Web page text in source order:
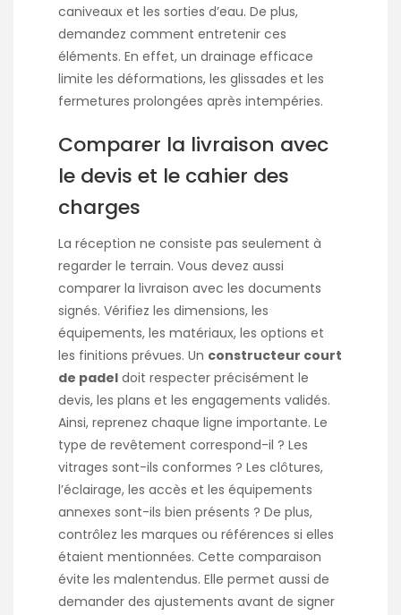
caniveaux et les sorties d’eau. De plus,
demandez comment entretenir ces
éléments. En effet, un drainage efficace
limite les déformations, les glissades et les
fermetures prolongées après intempéries.
Comparer la livraison avec
le devis et le cahier des
charges
La réception ne consiste pas seulement à
regarder le terrain. Vous devez aussi
comparer la livraison avec les documents
signés. Vérifiez les dimensions, les
équipements, les matériaux, les options et
les finitions prévues. Un constructeur court
de padel doit respecter précisément le
devis, les plans et les engagements validés.
Ainsi, reprenez chaque ligne importante. Le
type de revêtement correspond-il ? Les
vitrages sont-ils conformes ? Les clôtures,
l’éclairage, les accès et les équipements
annexes sont-ils bien présents ? De plus,
contrôlez les marques ou références si elles
étaient mentionnées. Cette comparaison
évite les malentendus. Elle permet aussi de
demander des ajustements avant de signer